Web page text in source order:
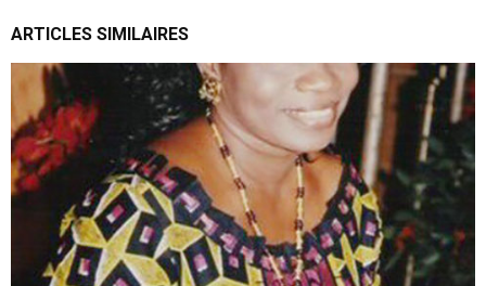
ARTICLES SIMILAIRES